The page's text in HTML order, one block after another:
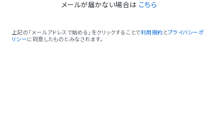
メールが届かない場合は こちら
上記の「メールアドレスで始める」をクリックすることで利用規約 とプライバシーポ
リシーに同意したものとみなされます。